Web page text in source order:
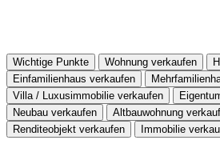
Wichtige Punkte Wohnung verkaufen
Einfamilienhaus verkaufen
Villa / Luxusimmobilie verkaufen
Neubau verkaufen
Altbauwohnung
Renditeobjekt verkaufen
Immobilie